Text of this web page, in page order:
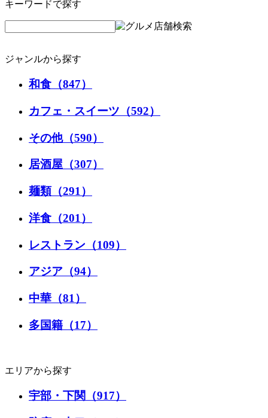
キーワードで探す
ジャンルから探す
和食（847）
カフェ・スイーツ（592）
その他（590）
居酒屋（307）
麺類（291）
洋食（201）
レストラン（109）
アジア（94）
中華（81）
多国籍（17）
エリアから探す
宇部・下関（917）